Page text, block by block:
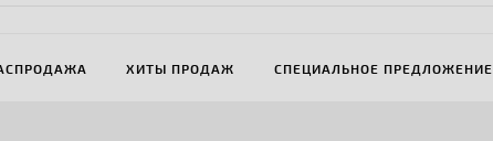
ХИТЫ ПРОДАЖ СПЕЦИАЛЬНОЕ ПРЕДЛОЖЕНИЕ